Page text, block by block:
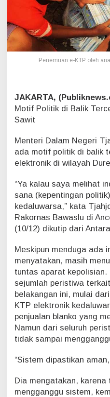
M
o
t
f
P
o
i
k
a
l
i
b
a
n
K
T
P
y
a
g
D
i
t
m
u
a
n
Penemuan e-KTP oleh
JAKARTA,
Motif Politik di Balik
Sawit
Menteri Dalam Negeri
ada motif politik di balik
elektronik di wilayah
“Ya kalau saya melihat
sana (kepentingan
kedaluwarsa,” kata
Rakornas Bawaslu di
(10/12) dikutip dari
Meskipun menduga ada
menyatakan, masih
tuntas aparat kepolisian.
sejumlah peristiwa
belakangan ini, mulai
KTP elektronik
penjualan blanko yang
Namun dari seluruh
tidak sampai
“Sistem dipastikan
Dia mengatakan, karena
mengganggu sistem,